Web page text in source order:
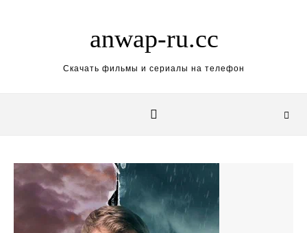
anwap-ru.cc
Скачать фильмы и сериалы на телефон